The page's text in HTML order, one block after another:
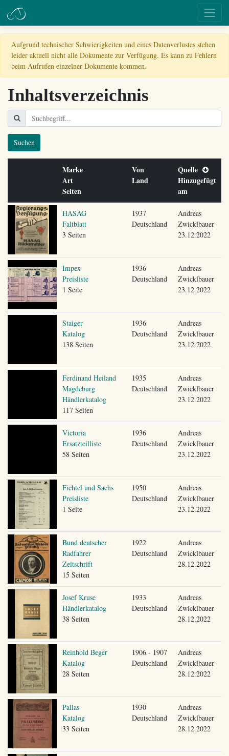
Aufgrund technischer Schwierigkeiten und eines Datenverlustes stehen
leider aktuell nicht alle Dokumente zur Verfügung. Es kann zu Fehlern
beim Aufrufen einzelner Dokumente kommen.
Inhaltsverzeichnis
Suchen
Marke
Art
Seiten
Von
Land
Quelle
Hinzugefügt
am
HASAG
Faltblatt
3 Seiten
1937
Deutschland
Andreas
Zwicklbauer
23.12.2022
Impex
Preisliste
1 Seite
1936
Deutschland
Andreas
Zwicklbauer
23.12.2022
Staiger
Katalog
138 Seiten
1936
Deutschland
Andreas
Zwicklbauer
23.12.2022
Ferdinand Heiland
Magdeburg
Händlerkatalog
117 Seiten
1935
Deutschland
Andreas
Zwicklbauer
23.12.2022
Victoria
Ersatzteilliste
58 Seiten
1936
Deutschland
Andreas
Zwicklbauer
23.12.2022
Fichtel und Sachs
Preisliste
1 Seite
1950
Deutschland
Andreas
Zwicklbauer
23.12.2022
Bund deutscher
Radfahrer
Zeitschrift
15 Seiten
1922
Deutschland
Andreas
Zwicklbauer
28.12.2022
Josef Kruse
Händlerkatalog
38 Seiten
1933
Deutschland
Andreas
Zwicklbauer
28.12.2022
Reinhold Beger
Katalog
28 Seiten
1906 - 1907
Deutschland
Andreas
Zwicklbauer
28.12.2022
Pallas
Katalog
33 Seiten
1930
Deutschland
Andreas
Zwicklbauer
28.12.2022